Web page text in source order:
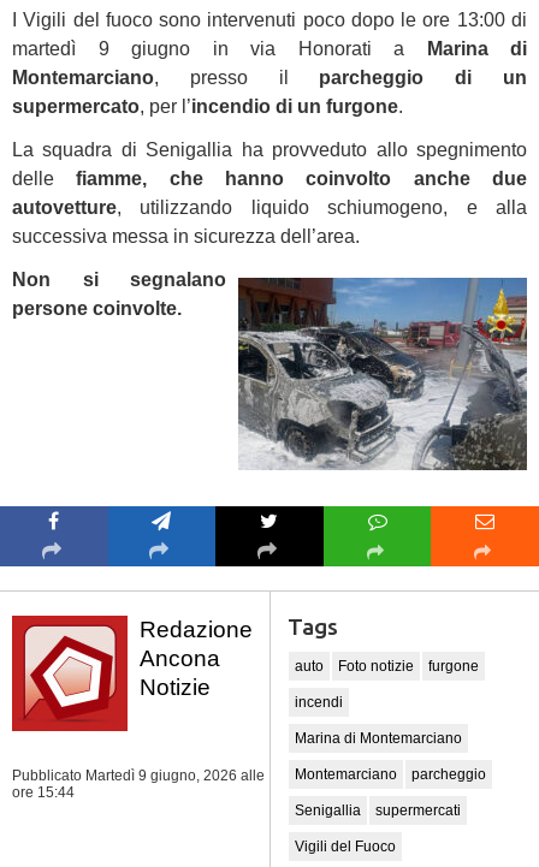
I Vigili del fuoco sono intervenuti poco dopo le ore 13:00 di
martedì 9 giugno in via Honorati a
Marina di
Montemarciano, presso il parcheggio di un
supermercato, per l’incendio di un furgone.
La squadra di Senigallia ha provveduto allo spegnimento
dellefiamme, che hanno coinvolto anche due
autovetture, utilizzando liquido schiumogeno, e alla
successiva messa in sicurezza dell’area.
Non si segnalano
persone coinvolte.
Redazione
Ancona
Notizie
Pubblicato Martedì 9 giugno, 2026 alle
ore 15:44
Tags
auto Foto notizie furgone
incendi
Marina di Montemarciano
Montemarciano parcheggio
Senigallia supermercati
Vigili del Fuoco